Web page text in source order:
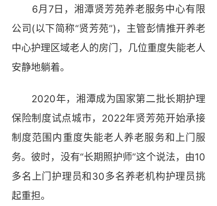
6月7日，湘潭贤芳苑养老服务中心有限
公司(以下简称“贤芳苑”)，主管彭情推开养老
中心护理区域老人的房门，几位重度失能老人
安静地躺着。
2020年，湘潭成为国家第二批长期护理
保险制度试点城市，2022年贤芳苑开始承接
制度范围内重度失能老人养老服务和上门服
务。彼时，没有“长期照护师”这个说法，由10
多名上门护理员和30多名养老机构护理员挑
起重担。